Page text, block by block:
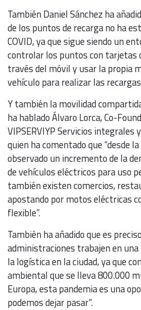
También Daniel Sánchez ha
de los puntos de recarga no ha
COVID, ya que sigue siendo un
controlar los puntos con tarjetas
través del móvil y usar la propia
vehículo para realizar las
Y también la movilidad
ha hablado Álvaro Lorca, Co-
VIPSERVIYP Servicios integrales
quien ha comentado que “desde
observado un incremento de la
de vehículos eléctricos para uso
también existen comercios,
apostando por motos eléctricas
flexible”.
También ha añadido que es
administraciones trabajen en una
la logística en la ciudad, ya que
ambiental que se lleva 800.000
Europa, esta pandemia es una
podemos dejar pasar”.